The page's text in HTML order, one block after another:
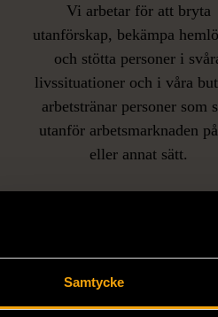
Samtycke
Vi arbetar för att bryta
utanförskap, bekämpa
och stötta personer i
livssituationer och i våra
arbetstränar personer som
utanför arbetsmarknaden
eller annat sätt.